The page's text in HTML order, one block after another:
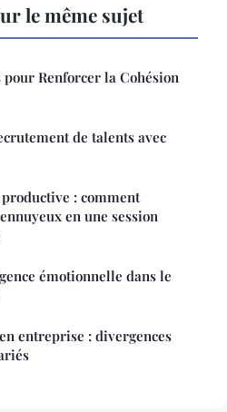
le même sujet
Renforcer la Cohésion
de talents avec
: comment
en une session
émotionnelle dans le
entreprise : divergences